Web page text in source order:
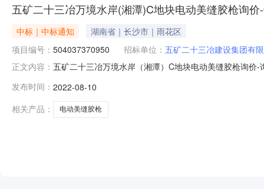
五矿二十三冶万境水岸(湘潭)C地块电动美缝胶枪询价
中标｜中标通知
湖南省｜长沙市｜雨花区
项目编号： 504037370950 招标单位： 五矿二十三冶建设集团有
正文内容： 五矿二十三冶万境水岸（湘潭）C地块电动美缝胶枪询
发布时间： 2022-08-10
相关产品：
电动美缝胶枪